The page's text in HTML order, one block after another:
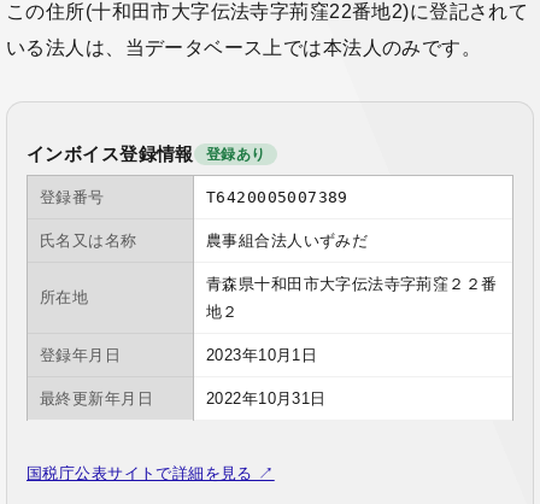
この住所(十和田市大字伝法寺字荊窪22番地2)に登記されて
いる法人は、当データベース上では本法人のみです。
インボイス登録情報 登録あり
登録番号 T6420005007389
氏名又は名称 農事組合法人いずみだ
所在地
青森県十和田市大字伝法寺字荊窪２２番
地２
登録年月日 2023年10月1日
最終更新年月日 2022年10月31日
国税庁公表サイトで詳細を見る ↗